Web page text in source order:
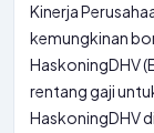
Kinerja
kemungkinan
HaskoningDHV
rentang gaji
HaskoningDHV